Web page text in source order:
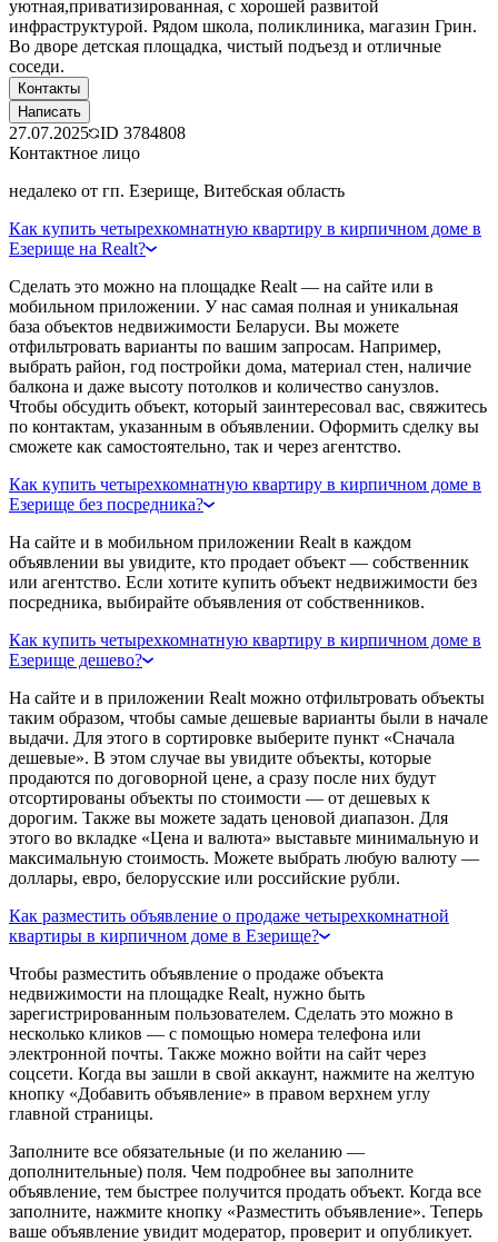
уютная,приватизированная, с хорошей развитой
инфраструктурой. Рядом школа, поликлиника, магазин Грин.
Во дворе детская площадка, чистый подъезд и отличные
соседи.
Контакты
Написать
27.07.2025 ID 3784808
Контактное лицо
недалеко от гп. Езерище, Витебская область
Как купить четырехкомнатную квартиру в кирпичном доме в
Езерище на Realt?
Сделать это можно на площадке Realt — на сайте или в
мобильном приложении. У нас самая полная и уникальная
база объектов недвижимости Беларуси. Вы можете
отфильтровать варианты по вашим запросам. Например,
выбрать район, год постройки дома, материал стен, наличие
балкона и даже высоту потолков и количество санузлов.
Чтобы обсудить объект, который заинтересовал вас, свяжитесь
по контактам, указанным в объявлении. Оформить сделку вы
сможете как самостоятельно, так и через агентство.
Как купить четырехкомнатную квартиру в кирпичном доме в
Езерище без посредника?
На сайте и в мобильном приложении Realt в каждом
объявлении вы увидите, кто продает объект — собственник
или агентство. Если хотите купить объект недвижимости без
посредника, выбирайте объявления от собственников.
Как купить четырехкомнатную квартиру в кирпичном доме в
Езерище дешево?
На сайте и в приложении Realt можно отфильтровать объекты
таким образом, чтобы самые дешевые варианты были в начале
выдачи. Для этого в сортировке выберите пункт «Сначала
дешевые». В этом случае вы увидите объекты, которые
продаются по договорной цене, а сразу после них будут
отсортированы объекты по стоимости — от дешевых к
дорогим. Также вы можете задать ценовой диапазон. Для
этого во вкладке «Цена и валюта» выставьте минимальную и
максимальную стоимость. Можете выбрать любую валюту —
доллары, евро, белорусские или российские рубли.
Как разместить объявление о продаже четырехкомнатной
квартиры в кирпичном доме в Езерище?
Чтобы разместить объявление о продаже объекта
недвижимости на площадке Realt, нужно быть
зарегистрированным пользователем. Сделать это можно в
несколько кликов — с помощью номера телефона или
электронной почты. Также можно войти на сайт через
соцсети. Когда вы зашли в свой аккаунт, нажмите на желтую
кнопку «Добавить объявление» в правом верхнем углу
главной страницы.
Заполните все обязательные (и по желанию —
дополнительные) поля. Чем подробнее вы заполните
объявление, тем быстрее получится продать объект. Когда все
заполните, нажмите кнопку «Разместить объявление». Теперь
ваше объявление увидит модератор, проверит и опубликует.